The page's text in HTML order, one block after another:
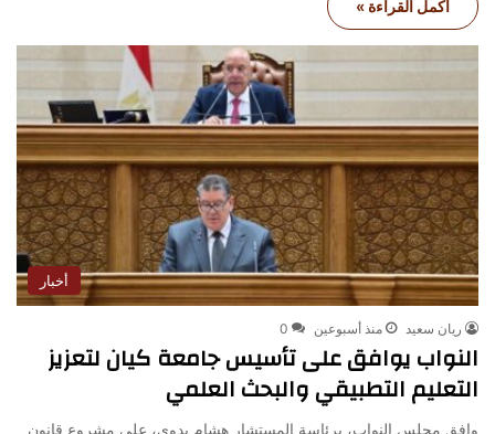
أكمل القراءة »
أخبار
ريان سعيد منذ أسبوعين 0
النواب يوافق على تأسيس جامعة كيان لتعزيز
التعليم التطبيقي والبحث العلمي
وافق مجلس النواب، برئاسة المستشار هشام بدوي، على مشروع قانون